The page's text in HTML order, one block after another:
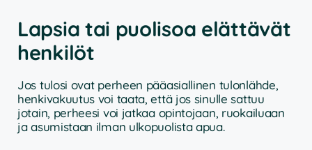
Lapsia tai puolisoa elättävät
henkilöt
Jos tulosi ovat perheen pääasiallinen tulonlähde,
henkivakuutus voi taata, että jos sinulle sattuu
jotain, perheesi voi jatkaa opintojaan, ruokailuaan
ja asumistaan ilman ulkopuolista apua.